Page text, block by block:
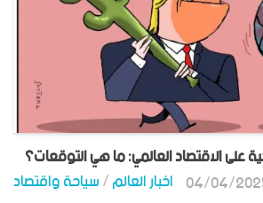
على الاقتصاد العالمي: ما هي التوقعات؟
اخبار العالم/سياحة واقتصاد 04/04/